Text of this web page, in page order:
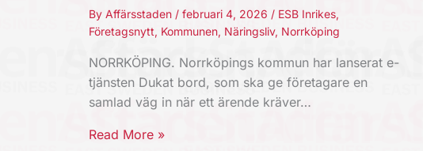
By Affärsstaden / februari 4, 2026 / ESB Inrikes,
Företagsnytt, Kommunen, Näringsliv, Norrköping
NORRKÖPING. Norrköpings kommun har lanserat e-
tjänsten Dukat bord, som ska ge företagare en
samlad väg in när ett ärende kräver…
Read More »